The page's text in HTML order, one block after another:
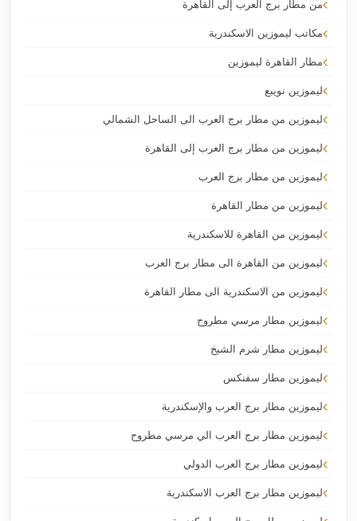
من مطار برج العرب إلى القاهرة
مكاتب ليموزين الاسكندرية
مطار القاهرة ليموزين
ليموزين نويبع
ليموزين من مطار برج العرب الى الساحل الشمالي
ليموزين من مطار برج العرب إلى القاهرة
ليموزين من مطار برج العرب
ليموزين من مطار القاهرة
ليموزين من القاهرة للاسكندرية
ليموزين من القاهرة الى مطار برج العرب
ليموزين من الاسكندرية الى مطار القاهرة
ليموزين مطار مرسي مطروح
ليموزين مطار شرم الشيخ
ليموزين مطار سفنكس
ليموزين مطار برج العرب والإسكندرية
ليموزين مطار برج العرب الي مرسي مطروح
ليموزين مطار برج العرب الدولي
ليموزين مطار برج العرب الاسكندرية